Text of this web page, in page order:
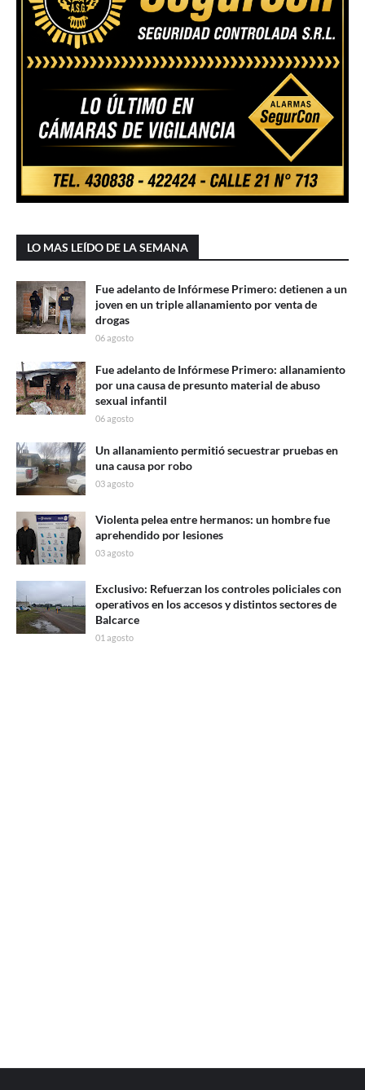
LO MAS LEÍDO DE LA SEMANA
Fue adelanto de Infórmese Primero: detienen a un
joven en un triple allanamiento por venta de
drogas
06 agosto
Fue adelanto de Infórmese Primero: allanamiento
por una causa de presunto material de abuso
sexual infantil
06 agosto
Un allanamiento permitió secuestrar pruebas en
una causa por robo
03 agosto
Violenta pelea entre hermanos: un hombre fue
aprehendido por lesiones
03 agosto
Exclusivo: Refuerzan los controles policiales con
operativos en los accesos y distintos sectores de
Balcarce
01 agosto